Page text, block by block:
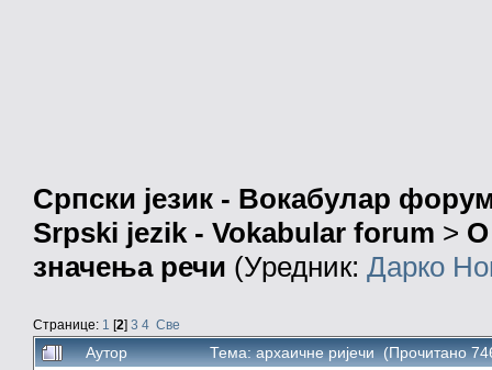
Српски језик - Вокабулар
Srpski jezik - Vokabular forum > О
значења речи (Уредник: Дарко
Странице: 1 [2] 3 4 Све
Аутор Тема: архаичне ријечи (Прочитано